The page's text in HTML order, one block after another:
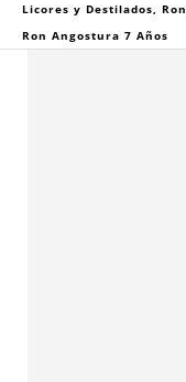
Licores y Destilados, Ron
Ron Angostura 7 Años